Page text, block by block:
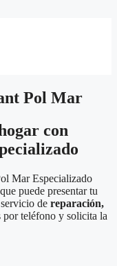
Pol Mar
con
Mar Especializado
puede presentar tu
de reparación,
por teléfono y solicita la